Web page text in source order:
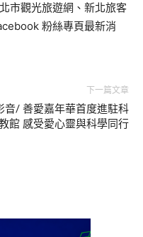
市觀光旅遊網、新北旅客
粉絲專頁最新消
下一篇文章
音/ 善愛嘉年華首度進駐科
館 感受愛心靈與科學同行